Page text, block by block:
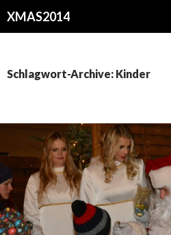
XMAS2014
Schlagwort-Archive: Kinder